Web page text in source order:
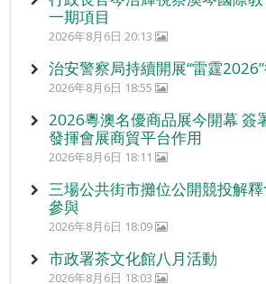
一期項目
2026年8月6日 20:13
治安警察局持續開展“雷霆
2026年8月6日 18:55
2026粵澳名優商品展今開幕 簽
發揮會展商貿平台作用
2026年8月6日 18:11
三場公共街市攤位公開競投解
參與
2026年8月6日 18:09
市政署茶文化館八月活動
2026年8月6日 18:03